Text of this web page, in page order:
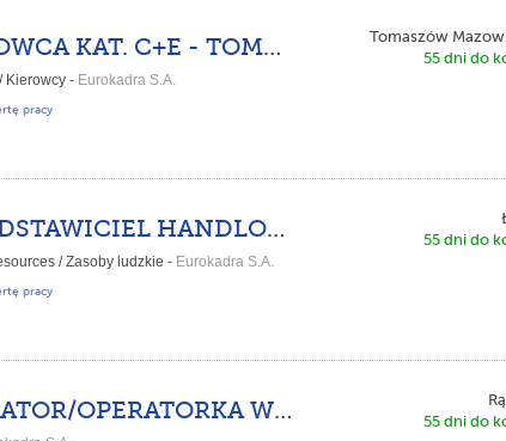
KIEROWCA KAT. C+E - TOMASZÓW MAZOWIECKI (K/M)
Kierowcy - Eurokadra S.A.
Tomaszów
55 dni do
pracy
PRZEDSTAWICIEL HANDLOWY W AGENCJI PRACY – ŁÓDŹ
/ Zasoby ludzkie - Eurokadra S.A.
55 dni do
pracy
OPERATOR/OPERATORKA WÓZKA WIDŁOWEGO - RĄBIEŃ
55 dni do